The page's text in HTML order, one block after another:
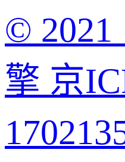
© 2021
擎 京